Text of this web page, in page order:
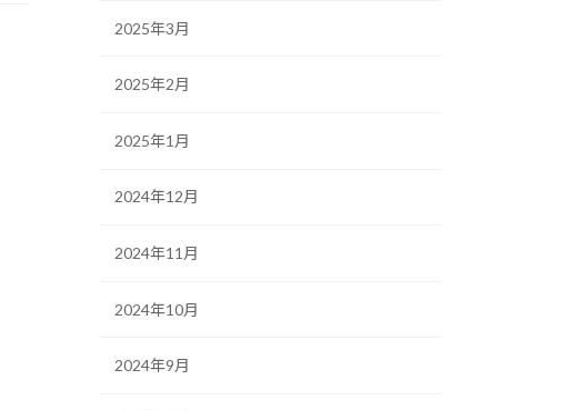
2025年3月
2025年2月
2025年1月
2024年12月
2024年11月
2024年10月
2024年9月